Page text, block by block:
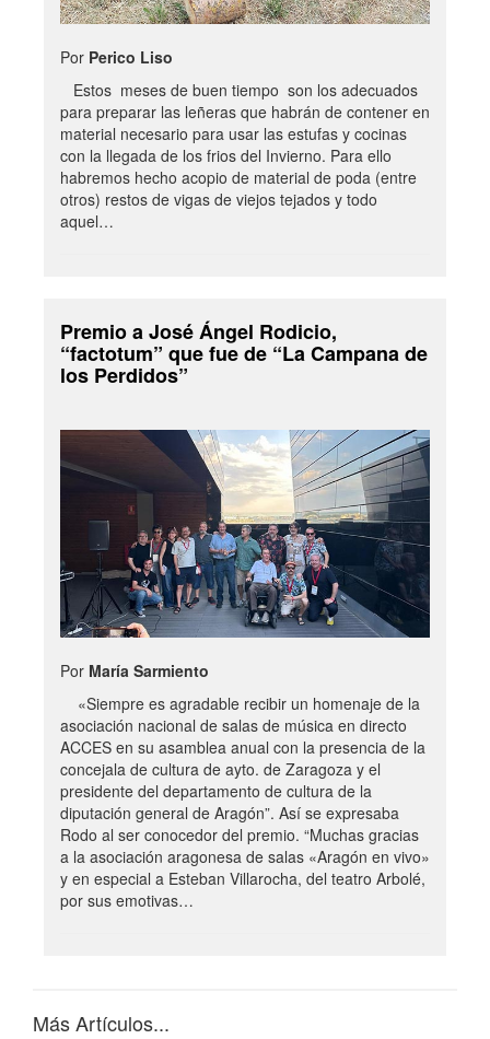
Por Perico Liso
Estos meses de buen tiempo son los adecuados
para preparar las leñeras que habrán de contener en
material necesario para usar las estufas y cocinas
con la llegada de los frios del Invierno. Para ello
habremos hecho acopio de material de poda (entre
otros) restos de vigas de viejos tejados y todo
aquel…
Premio a José Ángel Rodicio,
“factotum” que fue de “La Campana de
los Perdidos”
Por María Sarmiento
«Siempre es agradable recibir un homenaje de la
asociación nacional de salas de música en directo
ACCES en su asamblea anual con la presencia de la
concejala de cultura de ayto. de Zaragoza y el
presidente del departamento de cultura de la
diputación general de Aragón”. Así se expresaba
Rodo al ser conocedor del premio. “Muchas gracias
a la asociación aragonesa de salas «Aragón en vivo»
y en especial a Esteban Villarocha, del teatro Arbolé,
por sus emotivas…
Más Artículos...